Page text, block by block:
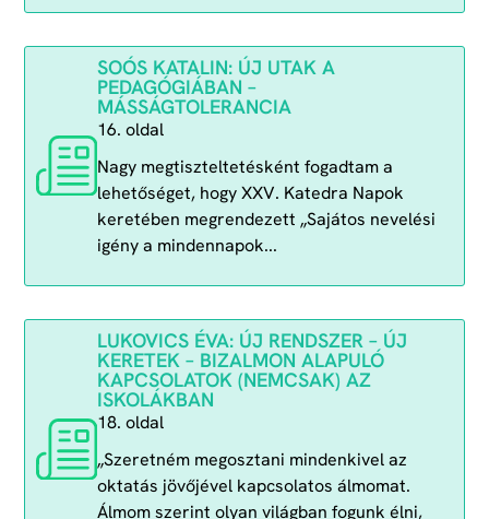
SOÓS KATALIN: ÚJ UTAK A
PEDAGÓGIÁBAN –
MÁSSÁGTOLERANCIA
16. oldal
Nagy megtiszteltetésként fogadtam a
lehetőséget, hogy XXV. Katedra Napok
keretében megrendezett „Sajátos nevelési
igény a mindennapok...
LUKOVICS ÉVA: ÚJ RENDSZER – ÚJ
KERETEK – BIZALMON ALAPULÓ
KAPCSOLATOK (NEMCSAK) AZ
ISKOLÁKBAN
18. oldal
„Szeretném megosztani mindenkivel az
oktatás jövőjével kapcsolatos álmomat.
Álmom szerint olyan világban fogunk élni,